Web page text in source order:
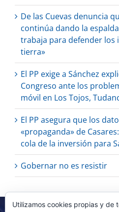
De las Cuevas denuncia
continúa dando la
trabaja para defender los
tierra»
El PP exige a Sánchez
Congreso ante los
móvil en Los Tojos,
El PP asegura que los
«propaganda» de
cola de la inversión para
Gobernar no es resistir
Utilizamos cookies propias y de